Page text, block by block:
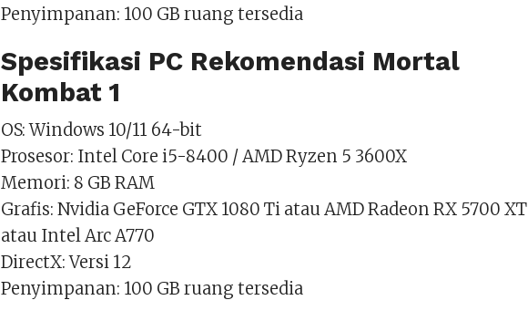
Penyimpanan: 100 GB ruang tersedia
Spesifikasi PC Rekomendasi Mortal
Kombat 1
OS: Windows 10/11 64-bit
Prosesor: Intel Core i5-8400 / AMD Ryzen 5 3600X
Memori: 8 GB RAM
Grafis: Nvidia GeForce GTX 1080 Ti atau AMD Radeon RX 5700 XT
atau Intel Arc A770
DirectX: Versi 12
Penyimpanan: 100 GB ruang tersedia